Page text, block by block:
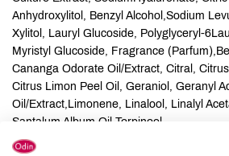
Anhydroxylitol, Benzyl Alcohol,Sodium
Xylitol, Lauryl Glucoside, Polyglyceryl-
Myristyl Glucoside, Fragrance
Cananga Odorate Oil/Extract, Citral,
Citrus Limon Peel Oil, Geraniol, Geranyl
Oil/Extract,Limonene, Linalool, Linalyl
Santalum Album Oil,Terpineol.